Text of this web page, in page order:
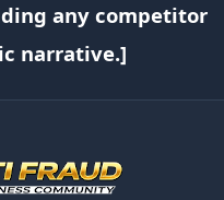
any competitor
narrative.]